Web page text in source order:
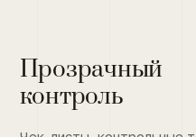
Прозрачный
контроль